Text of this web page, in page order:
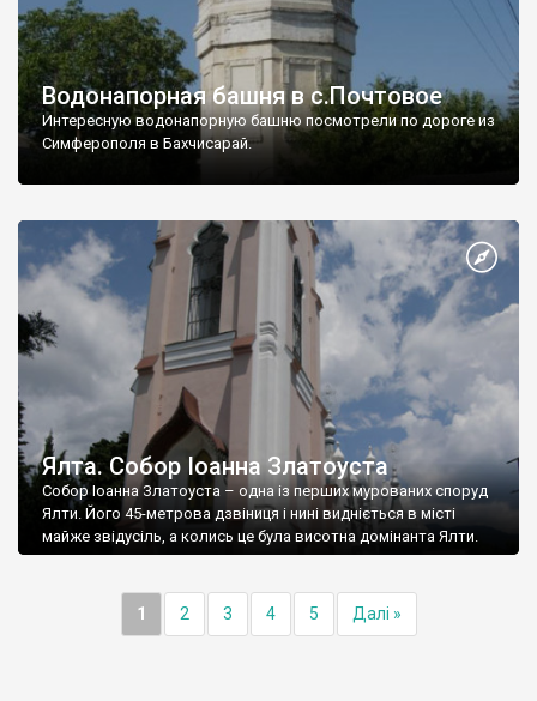
Водонапорная башня в с.Почтовое
Интересную водонапорную башню посмотрели по дороге из
Симферополя в Бахчисарай.
Ялта. Собор Іоанна Златоуста
Собор Іоанна Златоуста – одна із перших мурованих споруд
Ялти. Його 45-метрова дзвіниця і нині видніється в місті
майже звідусіль, а колись це була висотна домінанта Ялти.
1 2 3 4 5 Далі »